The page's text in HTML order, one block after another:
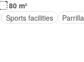
80 m²
Sports facilities Parrilla